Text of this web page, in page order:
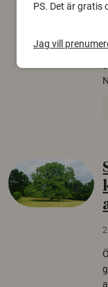
PS. Det är gratis
Jag vill